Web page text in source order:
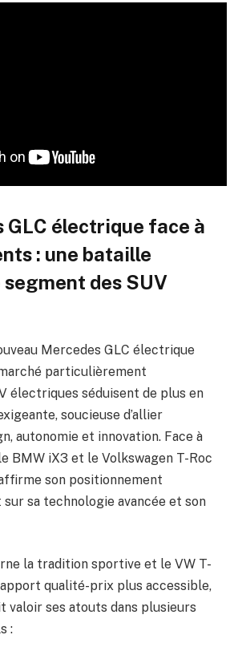
GLC électrique face à
: une bataille
des SUV
Mercedes GLC électrique
particulièrement
électriques séduisent de plus en
soucieuse d’allier
autonomie et innovation. Face à
BMW iX3 et le Volkswagen T-Roc
son positionnement
sa technologie avancée et son
la tradition sportive et le VW T-
qualité-prix plus accessible,
valoir ses atouts dans plusieurs
: